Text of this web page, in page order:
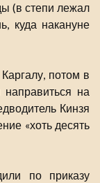
(в степи лежал
куда накануне
потом в
на
Кинзя
«хоть десять
по приказу